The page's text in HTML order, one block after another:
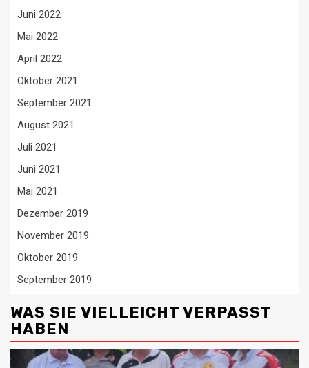
Juni 2022
Mai 2022
April 2022
Oktober 2021
September 2021
August 2021
Juli 2021
Juni 2021
Mai 2021
Dezember 2019
November 2019
Oktober 2019
September 2019
WAS SIE VIELLEICHT VERPASST
HABEN